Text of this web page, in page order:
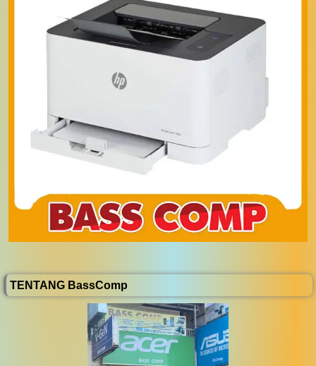
TENTANG BassComp